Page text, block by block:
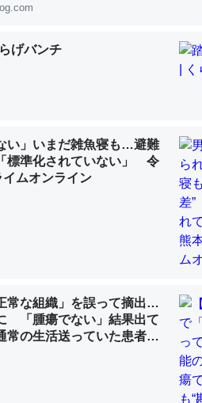
の大問題＝「昆虫はなぜ海にいないのか」に
も酸素も不足してて両方に不利だから
る鋏角類（カブトガニ・ウミグモ）は
の大問題＝「昆虫はなぜ海にいないのか」に
ムを大量に使う脊椎動物と貝類は苦
になったり努力してるし。
の大問題＝「昆虫はなぜ海にいないのか」に
げバンチ
い」いまだ雑魚寝も…避難
標準化されていない」 令
ムオンライン
常な組織」を誤って摘出…
「腫瘍でない」結果出て
の生活送っていた患者が
ニュース） - Yahoo!ニ